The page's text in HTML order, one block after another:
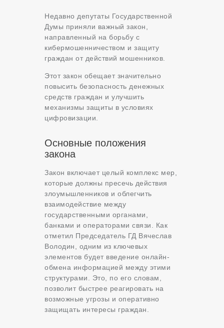
Недавно депутаты Государственной
Думы приняли важный закон,
направленный на борьбу с
кибермошенничеством и защиту
граждан от действий мошенников.
Этот закон обещает значительно
повысить безопасность денежных
средств граждан и улучшить
механизмы защиты в условиях
цифровизации.
Основные положения
закона
Закон включает целый комплекс мер,
которые должны пресечь действия
злоумышленников и облегчить
взаимодействие между
государственными органами,
банками и операторами связи. Как
отметил Председатель ГД Вячеслав
Володин, одним из ключевых
элементов будет введение онлайн-
обмена информацией между этими
структурами. Это, по его словам,
позволит быстрее реагировать на
возможные угрозы и оперативно
защищать интересы граждан.